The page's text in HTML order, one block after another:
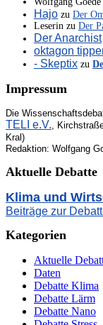
Hajo zu Der
Leserin zu Der
Der Anarchist
oktagon
- Skeptix zu
Impressum
Die
TELI e.V. ,
Kral)
Redaktion: Wolfgang
Aktuelle Debatte
Klima und
Beiträge zur
Kategorien
Aktuelle
Daten
Debatte Klima
Debatte Lärm
Debatte Nano